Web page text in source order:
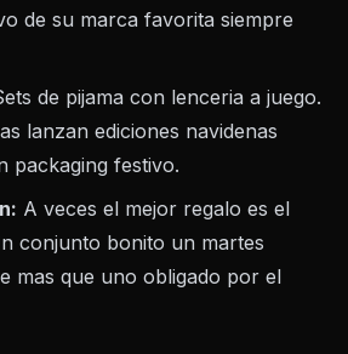
de su marca favorita siempre
de pijama con lenceria a juego.
lanzan ediciones navidenas
packaging festivo.
A veces el mejor regalo es el
conjunto bonito un martes
mas que uno obligado por el